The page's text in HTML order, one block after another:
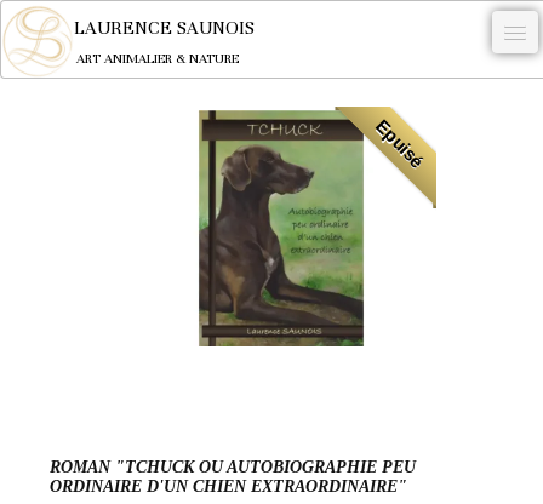
LAURENCE SAUNOIS
ART ANIMALIER & NATURE
NYMPHEUS LUMINANSIS.
Français
Epuisé
ROMAN "TCHUCK OU AUTOBIOGRAPHIE PEU
ORDINAIRE D'UN CHIEN EXTRAORDINAIRE"